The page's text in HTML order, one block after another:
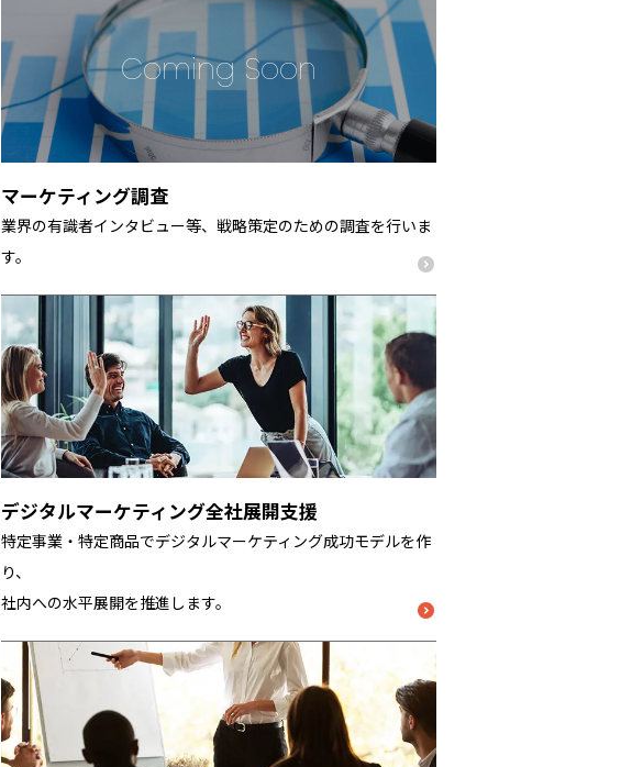
マーケティング調査
業界の有識者インタビュー等、戦略策定のための調査を行いま
す。
デジタルマーケティング全社展開支援
特定事業・特定商品でデジタルマーケティング成功モデルを作
り、
社内への水平展開を推進します。